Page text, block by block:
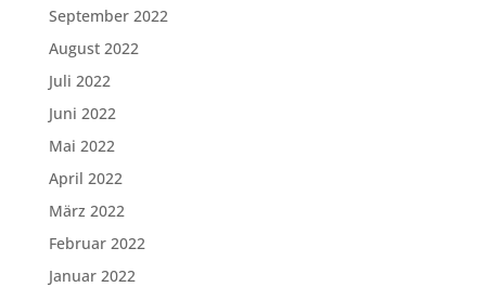
September 2022
August 2022
Juli 2022
Juni 2022
Mai 2022
April 2022
März 2022
Februar 2022
Januar 2022